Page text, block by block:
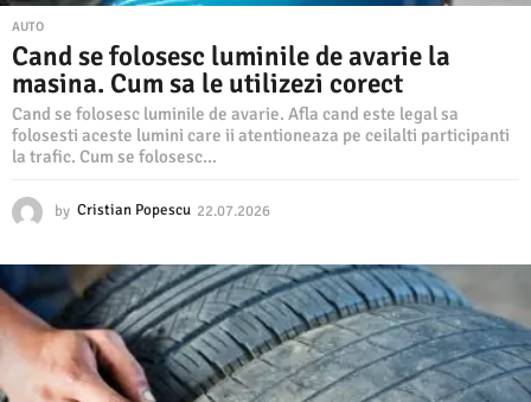
AUTO
Cand se folosesc luminile de avarie la
masina. Cum sa le utilizezi corect
Cand se folosesc luminile de avarie. Afla cand este legal sa
folosesti aceste lumini care ii atentioneaza pe ceilalti participanti
la trafic. Cum se folosesc...
by Cristian Popescu 22.07.2026
0
7
.
2
0
2